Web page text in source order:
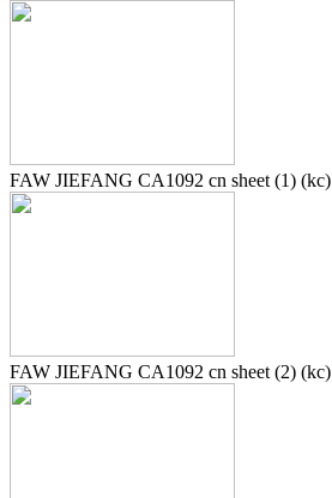
FAW JIEFANG CA1092 cn sheet (1) (kc)
FAW JIEFANG CA1092 cn sheet (2) (kc)